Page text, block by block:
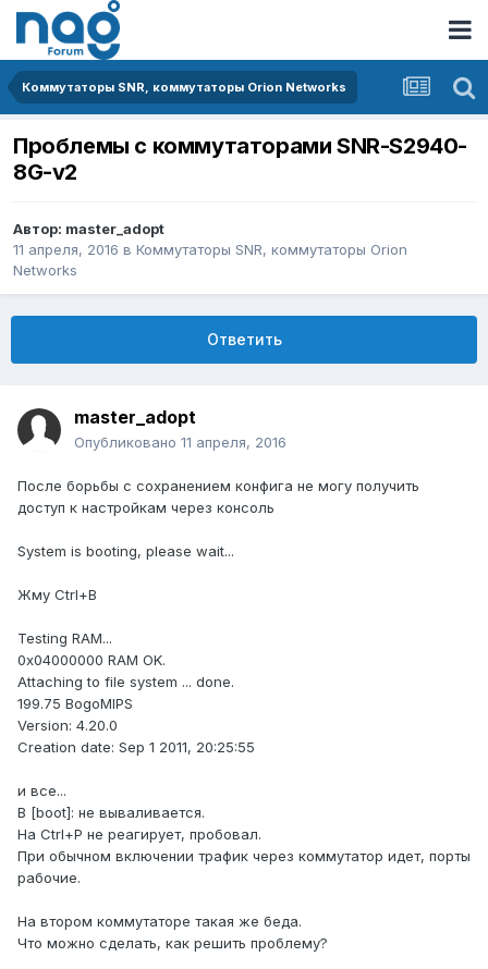
Коммутаторы SNR, коммутаторы Orion Networks
Проблемы с коммутаторами SNR-S2940-
8G-v2
Автор: master_adopt
11 апреля, 2016 в Коммутаторы SNR, коммутаторы Orion
Networks
Ответить
master_adopt
Опубликовано 11 апреля, 2016
После борьбы с сохранением конфига не могу получить
доступ к настройкам через консоль
System is booting, please wait...
Жму Ctrl+B
Testing RAM...
0x04000000 RAM OK.
Attaching to file system ... done.
199.75 BogoMIPS
Version: 4.20.0
Creation date: Sep 1 2011, 20:25:55
и все...
В [boot]: не вываливается.
На Ctrl+P не реагирует, пробовал.
При обычном включении трафик через коммутатор идет, порты
рабочие.
На втором коммутаторе такая же беда.
Что можно сделать, как решить проблему?